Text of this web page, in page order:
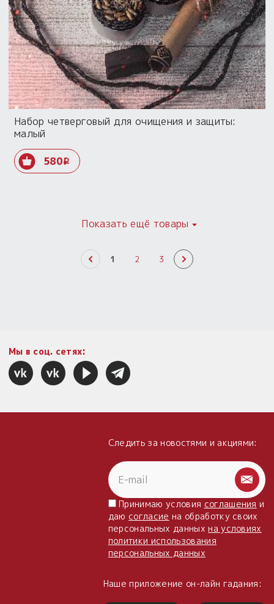
Набор четверговый для очищения и защиты:
малый
580i
Показать ещё товары
1 2 3
Мы в соц. сетях:
Следить за новостями и акциями:
Принимаю условия соглашения и
даю согласие на обработку своих
персональных данныхна условиях
политики использования
персональных данных
Наше приложение он-лайн гадания: